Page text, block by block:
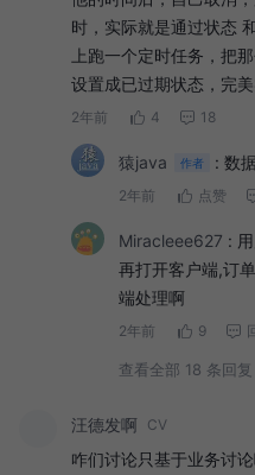
时，实际就是通过状态
上跑一个定时任务，把
设置成已过期状态，完美
2年前 4 18
猿java 作者 : 数
2年前 点赞
Miracleee627 :
再打开客户端,订
端处理啊
2年前 9
查看全部 18 条回复
汪德发啊 CV
咋们讨论只基于业务讨
方案1: 定时器
实现思路